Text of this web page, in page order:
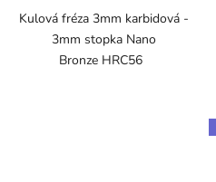
Kulová fréza 3mm karbidová -
3mm stopka Nano
Bronze HRC56